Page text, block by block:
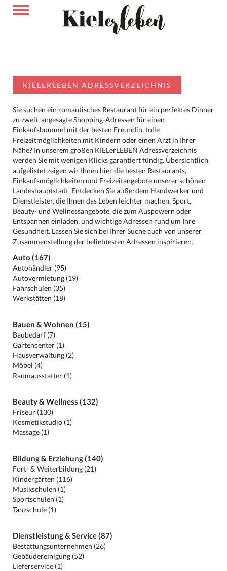
KIELERLEBEN ADRESSVERZEICHNIS
Sie suchen ein romantisches Restaurant für ein perfektes Dinner
zu zweit, angesagte Shopping-Adressen für einen
Einkaufsbummel mit der besten Freundin, tolle
Freizeitmöglichkeiten mit Kindern oder einen Arzt in Ihrer
Nähe? In unserem großen KIELerLEBEN Adressverzeichnis
werden Sie mit wenigen Klicks garantiert fündig. Übersichtlich
aufgelistet zeigen wir Ihnen hier die besten Restaurants,
Einkaufsmöglichkeiten und Freizeitangebote unserer schönen
Landeshauptstadt. Entdecken Sie außerdem Handwerker und
Dienstleister, die Ihnen das Leben leichter machen, Sport,
Beauty- und Wellnessangebote, die zum Auspowern oder
Entspannen einladen, und wichtige Adressen rund um Ihre
Gesundheit. Lassen Sie sich bei Ihrer Suche auch von unserer
Zusammenstellung der beliebtesten Adressen inspirieren.
Auto (167)
Autohändler (95)
Autovermietung (19)
Fahrschulen (35)
Werkstätten (18)
Bauen & Wohnen (15)
Baubedarf (7)
Gartencenter (1)
Hausverwaltung (2)
Möbel (4)
Raumausstatter (1)
Beauty & Wellness (132)
Friseur (130)
Kosmetikstudio (1)
Massage (1)
Bildung & Erziehung (140)
Fort- & Weiterbildung (21)
Kindergärten (116)
Musikschulen (1)
Sportschulen (1)
Tanzschule (1)
Dienstleistung & Service (87)
Bestattungsunternehmen (26)
Gebäudereinigung (52)
Lieferservice (1)